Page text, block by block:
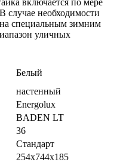
включается по мере
случае необходимости
специальным зимним
уличных
Белый
настенный
Energolux
BADEN LT
36
Стандарт
254х744х185